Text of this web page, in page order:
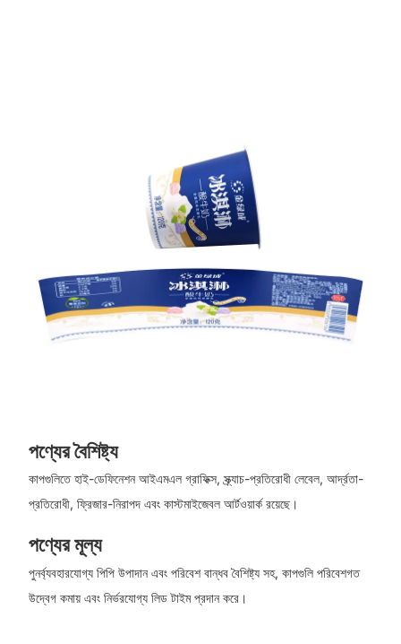
পণ্যের বৈশিষ্ট্য
কাপগুলিতে হাই-ডেফিনেশন আইএমএল গ্রাফিক্স, স্ক্র্যাচ-প্রতিরোধী লেবেল, আর্দ্রতা-
প্রতিরোধী, ফ্রিজার-নিরাপদ এবং কাস্টমাইজেবল আর্টওয়ার্ক রয়েছে।
পণ্যের মূল্য
পুনর্ব্যবহারযোগ্য পিপি উপাদান এবং পরিবেশ বান্ধব বৈশিষ্ট্য সহ, কাপগুলি পরিবেশগত
উদ্বেগ কমায় এবং নির্ভরযোগ্য লিড টাইম প্রদান করে।